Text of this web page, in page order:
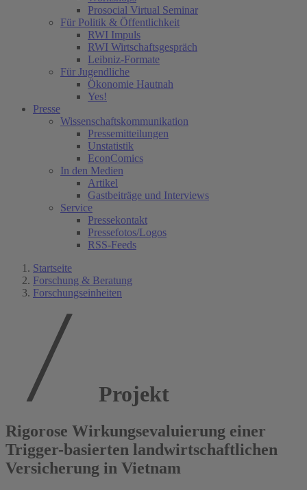
Prosocial Virtual Seminar
Für Politik & Öffentlichkeit
RWI Impuls
RWI Wirtschaftsgespräch
Leibniz-Formate
Für Jugendliche
Ökonomie Hautnah
Yes!
Presse
Wissenschaftskommunikation
Pressemitteilungen
Unstatistik
EconComics
In den Medien
Artikel
Gastbeiträge und Interviews
Service
Pressekontakt
Pressefotos/Logos
RSS-Feeds
Startseite
Forschung & Beratung
Forschungseinheiten
Projekt
Rigorose Wirkungsevaluierung einer
Trigger-basierten landwirtschaftlichen
Versicherung in Vietnam